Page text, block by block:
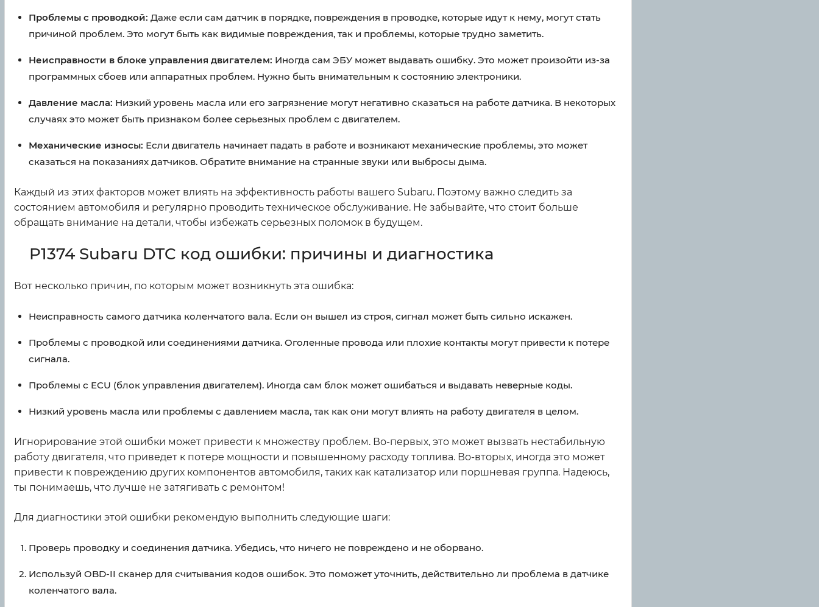
Проблемы с проводкой: Даже если сам датчик в порядке, повреждения в проводке, которые идут к нему, могут стать
причиной проблем. Это могут быть как видимые повреждения, так и проблемы, которые трудно заметить.
Неисправности в блоке управления двигателем: Иногда сам ЭБУ может выдавать ошибку. Это может произойти из-за
программных сбоев или аппаратных проблем. Нужно быть внимательным к состоянию электроники.
Давление масла: Низкий уровень масла или его загрязнение могут негативно сказаться на работе датчика. В некоторых
случаях это может быть признаком более серьезных проблем с двигателем.
Механические износы: Если двигатель начинает падать в работе и возникают механические проблемы, это может
сказаться на показаниях датчиков. Обратите внимание на странные звуки или выбросы дыма.
Каждый из этих факторов может влиять на эффективность работы вашего Subaru. Поэтому важно следить за
состоянием автомобиля и регулярно проводить техническое обслуживание. Не забывайте, что стоит больше
обращать внимание на детали, чтобы избежать серьезных поломок в будущем.
P1374 Subaru DTC код ошибки: причины и диагностика
Вот несколько причин, по которым может возникнуть эта ошибка:
Неисправность самого датчика коленчатого вала. Если он вышел из строя, сигнал может быть сильно искажен.
Проблемы с проводкой или соединениями датчика. Оголенные провода или плохие контакты могут привести к потере
сигнала.
Проблемы с ECU (блок управления двигателем). Иногда сам блок может ошибаться и выдавать неверные коды.
Низкий уровень масла или проблемы с давлением масла, так как они могут влиять на работу двигателя в целом.
Игнорирование этой ошибки может привести к множеству проблем. Во-первых, это может вызвать нестабильную
работу двигателя, что приведет к потере мощности и повышенному расходу топлива. Во-вторых, иногда это может
привести к повреждению других компонентов автомобиля, таких как катализатор или поршневая группа. Надеюсь,
ты понимаешь, что лучше не затягивать с ремонтом!
Для диагностики этой ошибки рекомендую выполнить следующие шаги:
Проверь проводку и соединения датчика. Убедись, что ничего не повреждено и не оборвано.
Используй OBD-II сканер для считывания кодов ошибок. Это поможет уточнить, действительно ли проблема в датчике
коленчатого вала.